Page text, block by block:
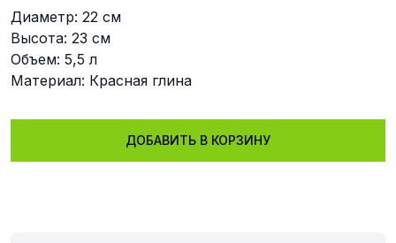
Диаметр: 22 см
Высота: 23 см
Объем: 5,5 л
Материал: Красная глина
ДОБАВИТЬ В КОРЗИНУ